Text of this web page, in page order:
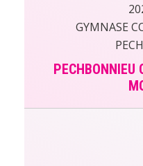
GYMNASE
PECHBONNIEU